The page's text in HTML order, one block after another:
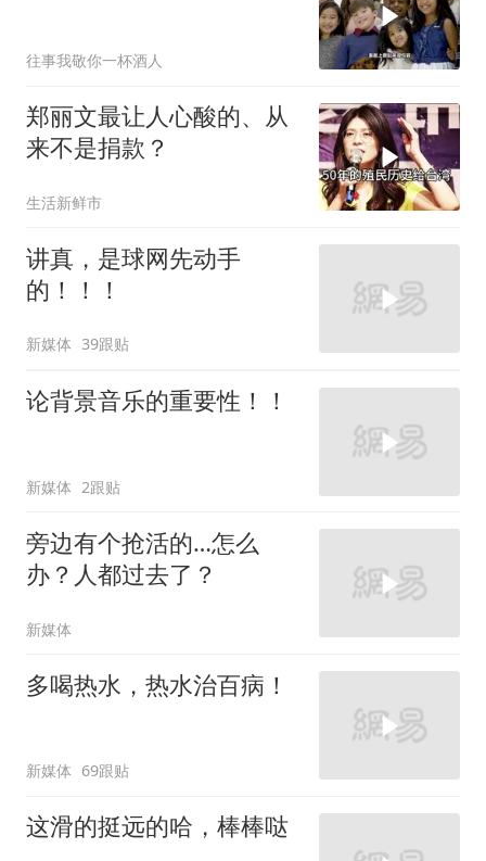
往事我敬你一杯酒人
郑丽文最让人心酸的、从
来不是捐款？
生活新鲜市
讲真，是球网先动手
的！！！
新媒体 39跟贴
论背景音乐的重要性！！
新媒体 2跟贴
旁边有个抢活的…怎么
办？人都过去了？
新媒体
多喝热水，热水治百病！
新媒体 69跟贴
这滑的挺远的哈，棒棒哒